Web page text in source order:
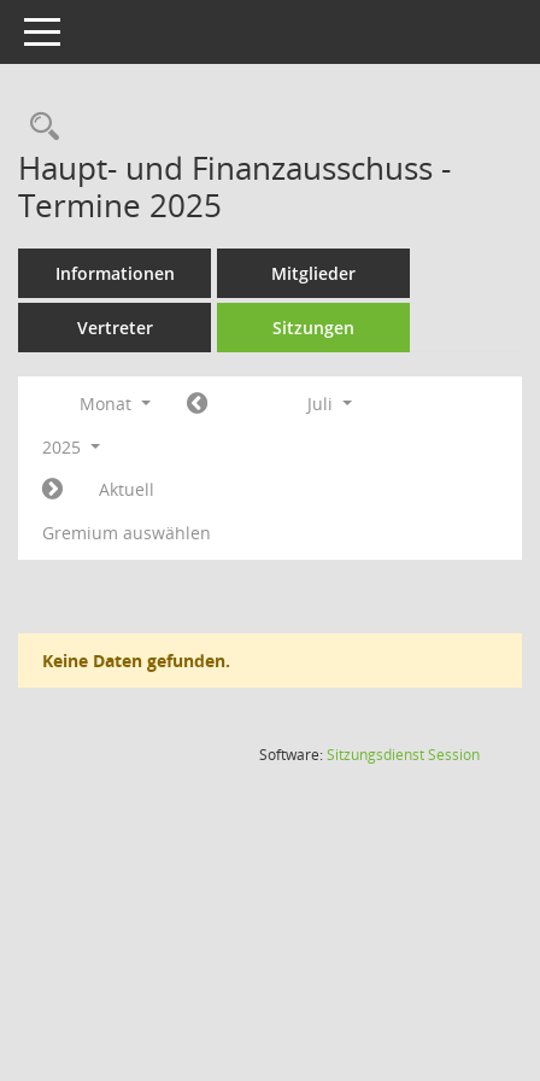
Toggle navigation
Rechercheauswahl
Haupt- und Finanzausschuss -
Termine 2025
Informationen Mitglieder
Vertreter Sitzungen
Monat
Juli
2025
Aktuell
Gremium auswählen
Keine Daten gefunden.
Software:SitzungsdienstSession(Wird in